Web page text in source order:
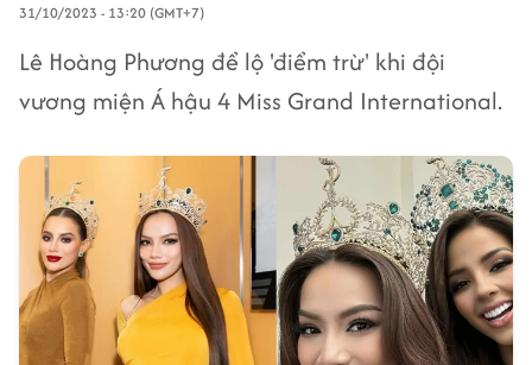
31/10/2023 - 13:20 (GMT+7)
Lê Hoàng Phương để lộ 'điểm trừ' khi đội
vương miện Á hậu 4 Miss Grand International.